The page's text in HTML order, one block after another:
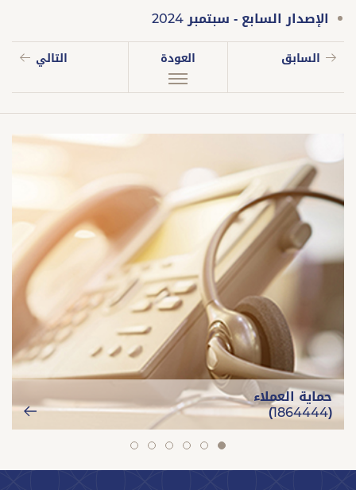
الإصدار السابع - سبتمبر 2024
السابق العودة التالي
حماية العملاء
(1864444)
slide
slide
slide
slide
slide
slide